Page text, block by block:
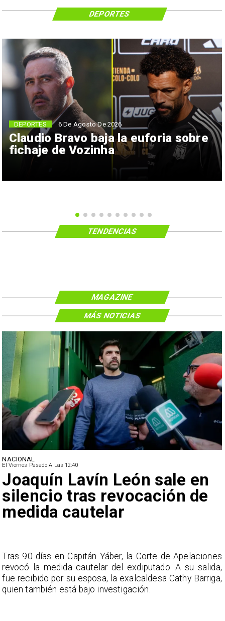
Claudio Bravo baja la euforia sobre
fichaje de Vozinha
DEPORTES 6 De Agosto De 2026
DEPORTES
TENDENCIAS
MAGAZINE
NACIONAL
El Viernes Pasado A Las 12:40
Joaquín Lavín León sale en
silencio tras revocación de
medida cautelar
Tras 90 días en Capitán Yáber, la Corte de Apelaciones
revocó la medida cautelar del exdiputado. A su salida,
fue recibido por su esposa, la exalcaldesa Cathy Barriga,
quien también está bajo investigación.
MÁS NOTICIAS